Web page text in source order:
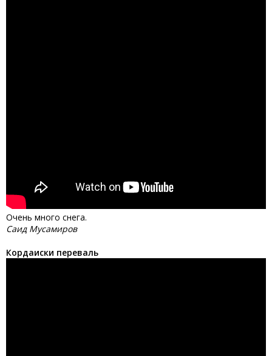
Очень много снега.
Саид Мусамиров
Кордаиски переваль